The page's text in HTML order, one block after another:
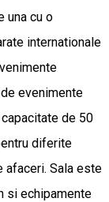
una cu o
internationale
evenimente
de 50
diferite
afaceri. Sala este
si echipamente